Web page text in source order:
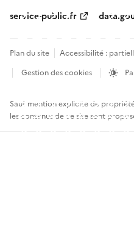
service-public.fr
Plan du site Accessibilité :
Gestion des cookies
Sauf mention explicite de
les contenus de ce site sont